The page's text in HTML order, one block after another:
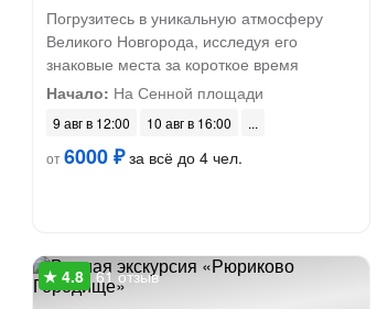
Погрузитесь в уникальную атмосферу
Великого Новгорода, исследуя его
знаковые места за короткое время
Начало: На Сенной площади
9 авг в 12:00
10 авг в 16:00
от6000 ₽за всё до 4 чел.
61 отзыв